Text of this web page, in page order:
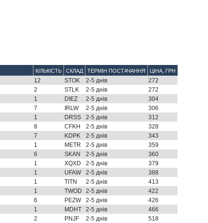
КІЛЬКІСТЬ СКЛАД ТЕРМІН ПОСТАЧАННЯ ЦІНА, ГРН
12 STOK 2-5 днів
272
2 STLK 2-5 днів
272
1 DIEZ 2-5 днів
304
7 IRLW 2-5 днів
306
1 DRSS 2-5 днів
312
8 CFKH 2-5 днів
328
7 KDPK 2-5 днів
343
1 METR 2-5 днів
359
6 SKAN 2-5 днів
360
1 XQXD 2-5 днів
379
1 UFAW 2-5 днів
388
1 TITN 2-5 днів
413
1 TWOD 2-5 днів
422
6 PEZW 2-5 днів
426
1 MDHT 2-5 днів
466
2 PNJF 2-5 днів
518